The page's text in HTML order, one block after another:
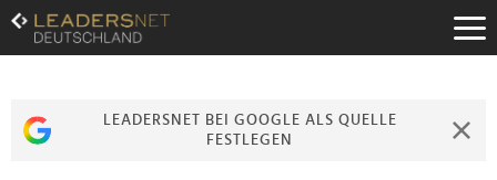
Zum
Inhalt
Zur
Zur
LEADERSNET BEI GOOGLE ALS QUELLE
FESTLEGEN